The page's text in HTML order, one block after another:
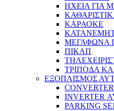
ΗΧΕΙΑ ΓΙΑ
ΚΑΡΑΟΚΕ
ΜΕΓΑΦΩΝΑ
ΠΙΚΑΠ
ΤΡΙΠΟΔΑ
ΕΞΟΠΛΙΣΜΟΣ
INVERTER
PARKING